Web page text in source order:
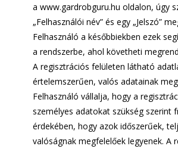
a www.gardrobguru.hu oldalon, úgy
„Felhasználói név” és egy „Jelszó”
Felhasználó a későbbiekben ezek
a rendszerbe, ahol követheti
A regisztrációs felületen látható
értelemszerűen, valós adatainak
Felhasználó vállalja, hogy a
személyes adatokat szükség szerint
érdekében, hogy azok időszerűek,
valóságnak megfelelőek legyenek. A